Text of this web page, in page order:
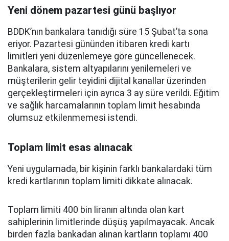
Yeni dönem pazartesi günü başlıyor
BDDK’nın bankalara tanıdığı süre 15 Şubat’ta sona
eriyor. Pazartesi gününden itibaren kredi kartı
limitleri yeni düzenlemeye göre güncellenecek.
Bankalara, sistem altyapılarını yenilemeleri ve
müşterilerin gelir teyidini dijital kanallar üzerinden
gerçekleştirmeleri için ayrıca 3 ay süre verildi. Eğitim
ve sağlık harcamalarının toplam limit hesabında
olumsuz etkilenmemesi istendi.
Toplam limit esas alınacak
Yeni uygulamada, bir kişinin farklı bankalardaki tüm
kredi kartlarının toplam limiti dikkate alınacak.
Toplam limiti 400 bin liranın altında olan kart
sahiplerinin limitlerinde düşüş yapılmayacak. Ancak
birden fazla bankadan alınan kartların toplamı 400